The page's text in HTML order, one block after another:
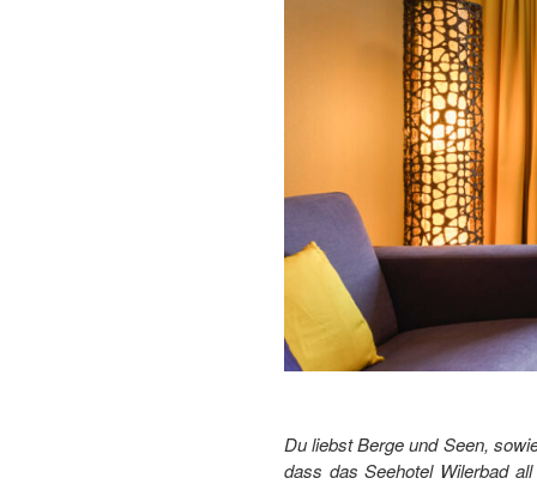
Du liebst Berge und Seen,
dass das Seehotel Wilerbad